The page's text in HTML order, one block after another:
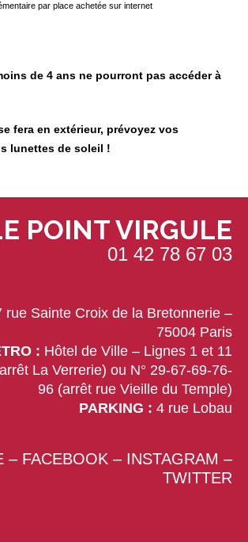
par place achetée sur internet
de 4 ans ne pourront pas accéder à
fera en extérieur, prévoyez vos
lunettes de soleil !
POINT VIRGULE
01 42 78 67 03
rue Sainte Croix de la Bretonnerie –
75004 Paris
: Hôtel de Ville – Lignes 1 et 11
La Verrerie) ou N° 29-67-69-76-
96 (arrêt rue Vieille du Temple)
PARKING : 4 rue Lobau
– FACEBOOK – INSTAGRAM –
TWITTER